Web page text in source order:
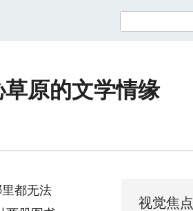
原的文学情缘
都无法
视觉焦点